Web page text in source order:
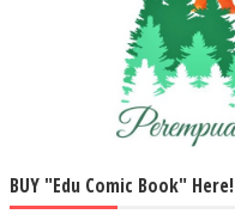
BUY "Edu Comic Book" Here!